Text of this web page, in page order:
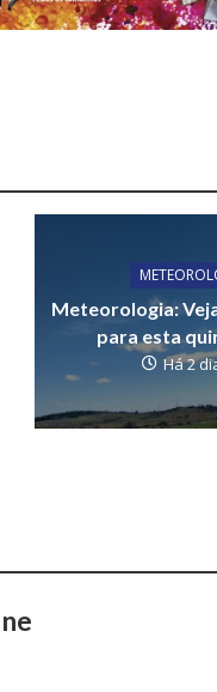
Meteorologia:
para esta
Há 2